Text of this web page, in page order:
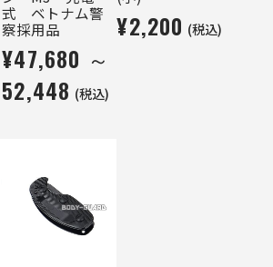
式 ベトナム警
察採用品
¥47,680 ～
52,448 (税込)
¥2,200 (税込)